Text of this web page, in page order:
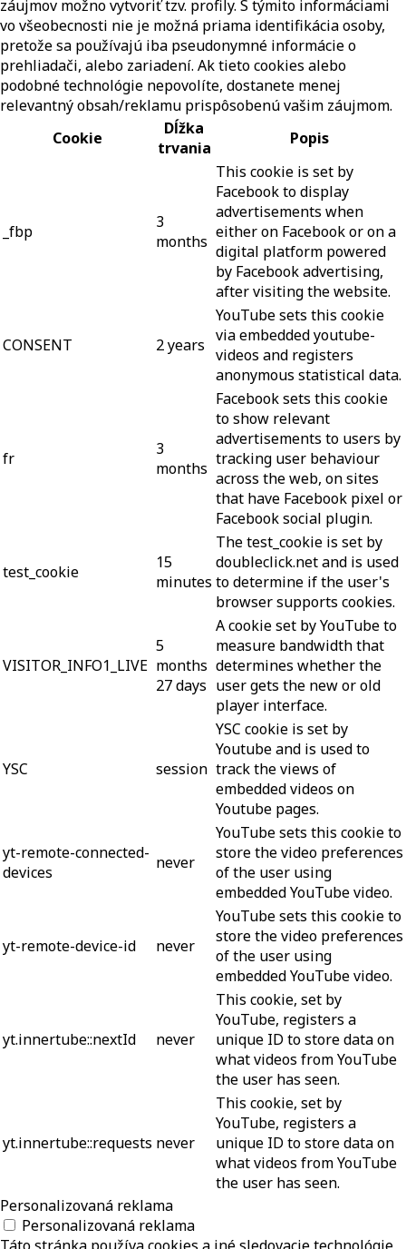
záujmov možno vytvoriť tzv. profily. S týmito informáciami
vo všeobecnosti nie je možná priama identifikácia osoby,
pretože sa používajú iba pseudonymné informácie o
prehliadači, alebo zariadení. Ak tieto cookies alebo
podobné technológie nepovolíte, dostanete menej
relevantný obsah/reklamu prispôsobenú vašim záujmom.
Cookie
Dĺžka
trvania
Popis
_fbp
3
months
This cookie is set by
Facebook to display
advertisements when
either on Facebook or on a
digital platform powered
by Facebook advertising,
after visiting the website.
CONSENT 2 years
YouTube sets this cookie
via embedded youtube-
videos and registers
anonymous statistical data.
fr
3
months
Facebook sets this cookie
to show relevant
advertisements to users by
tracking user behaviour
across the web, on sites
that have Facebook pixel or
Facebook social plugin.
test_cookie
15
minutes
The test_cookie is set by
doubleclick.net and is used
to determine if the user's
browser supports cookies.
VISITOR_INFO1_LIVE
5
months
27 days
A cookie set by YouTube to
measure bandwidth that
determines whether the
user gets the new or old
player interface.
YSC session
YSC cookie is set by
Youtube and is used to
track the views of
embedded videos on
Youtube pages.
yt-remote-connected-
devices
never
YouTube sets this cookie to
store the video preferences
of the user using
embedded YouTube video.
yt-remote-device-id never
YouTube sets this cookie to
store the video preferences
of the user using
embedded YouTube video.
yt.innertube::nextId never
This cookie, set by
YouTube, registers a
unique ID to store data on
what videos from YouTube
the user has seen.
yt.innertube::requests never
This cookie, set by
YouTube, registers a
unique ID to store data on
what videos from YouTube
the user has seen.
Personalizovaná reklama
Personalizovaná reklama